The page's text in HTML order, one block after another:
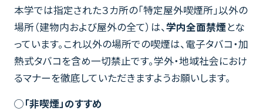
本学では指定された３カ所の「特定屋外喫煙所」以外の
場所（建物内および屋外の全て）は、学内全面禁煙とな
っています。これ以外の場所での喫煙は、電子タバコ・加
熱式タバコを含め一切禁止です。学外・地域社会におけ
るマナーを徹底していただきますようお願いします。
◯「非喫煙」のすすめ